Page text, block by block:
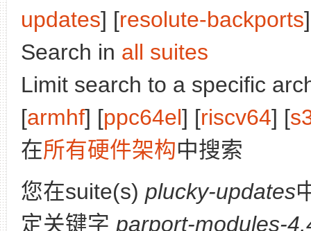
updates] [resolute-backports
Search in all suites
Limit search to a specific
[armhf] [ppc64el] [riscv64] [
在所有硬件架构中搜索
您在suite(s) plucky-updates
定关键字 parport-modules-